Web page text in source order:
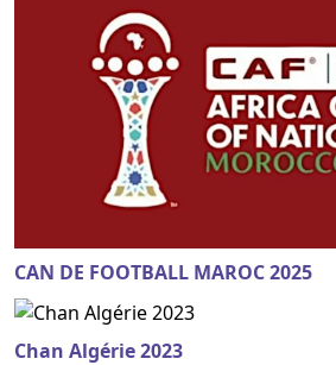
CAN DE FOOTBALL MAROC 2025
Chan Algérie 2023